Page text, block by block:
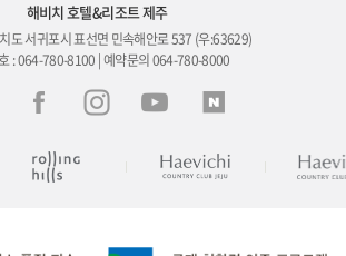
해비치 호텔&리조트 제주
도 서귀포시 표선면 민속해안로 537 (우:63629)
: 064-780-8100 | 예약문의 064-780-8000